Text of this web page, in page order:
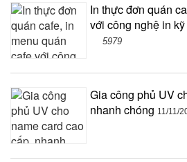
In thực đơn quán
với công nghệ in
5979
Gia công phủ UV
nhanh chóng 11/11/